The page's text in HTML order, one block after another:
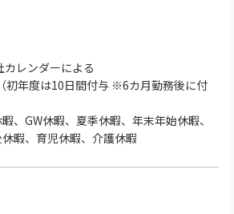
レンダーによる
年度は10日間付与 ※6カ月勤務後に付
、GW休暇、夏季休暇、年末年始休暇、
暇、育児休暇、介護休暇